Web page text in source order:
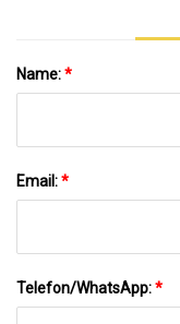
Name:*
Email:*
Telefon/WhatsApp:*